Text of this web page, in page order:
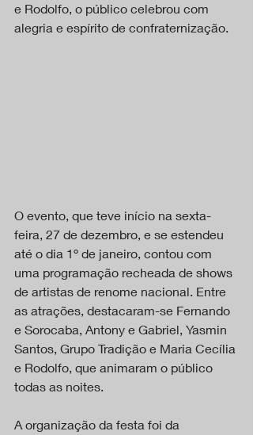
e Rodolfo, o público celebrou com
alegria e espírito de confraternização.
O evento, que teve início na sexta-
feira, 27 de dezembro, e se estendeu
até o dia 1º de janeiro, contou com
uma programação recheada de shows
de artistas de renome nacional. Entre
as atrações, destacaram-se Fernando
e Sorocaba, Antony e Gabriel, Yasmin
Santos, Grupo Tradição e Maria Cecília
e Rodolfo, que animaram o público
todas as noites.
A organização da festa foi da